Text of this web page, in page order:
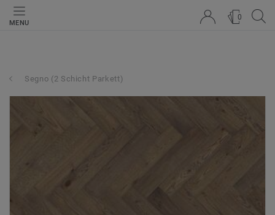
MENU
0
Segno (2 Schicht Parkett)